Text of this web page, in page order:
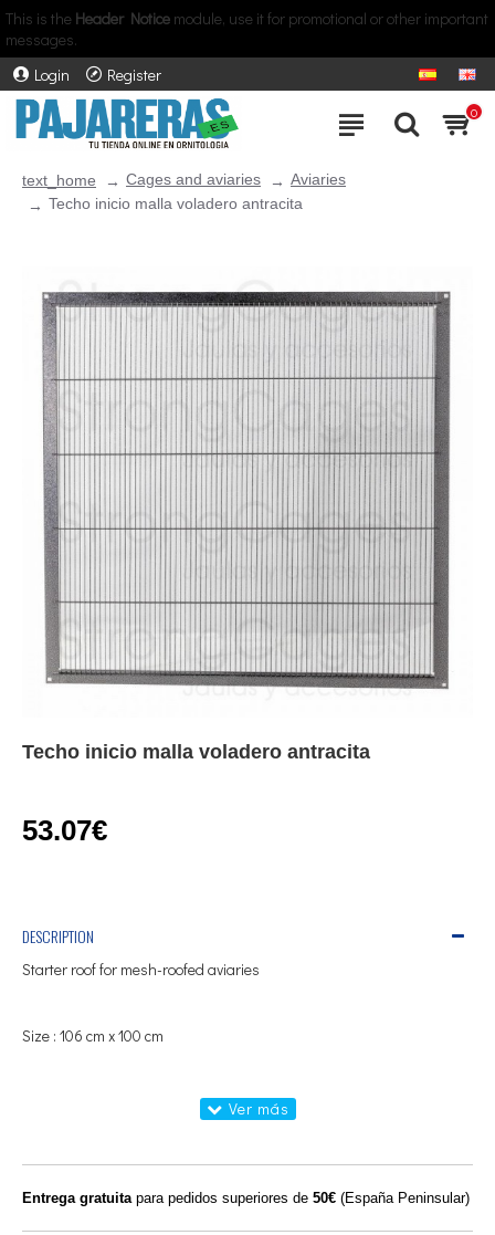
This is the Header Notice module, use it for promotional or other important
messages.
Login
Register
0
text_home Cages and aviaries
Aviaries
Techo inicio malla voladero antracita
Techo inicio malla voladero antracita
53.07€
DESCRIPTION
Starter roof for mesh-roofed aviaries
Size : 106 cm x 100 cm
Entrega gratuitapara pedidos superiores de 50€ (España Peninsular)